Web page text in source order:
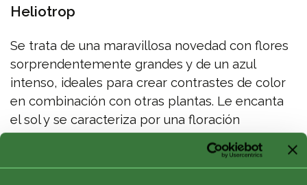
Heliotrop
Se trata de una maravillosa novedad con flores
sorprendentemente grandes y de un azul
intenso, ideales para crear contrastes de color
en combinación con otras plantas. Le encanta
el sol y se caracteriza por una floración